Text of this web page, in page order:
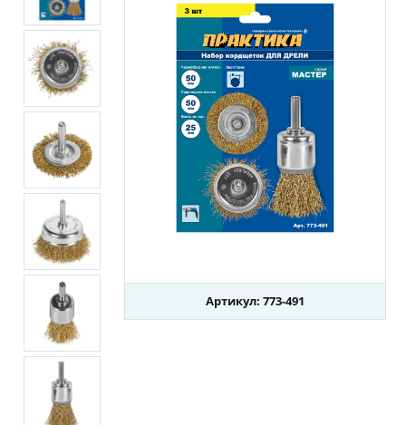
Артикул: 773-491